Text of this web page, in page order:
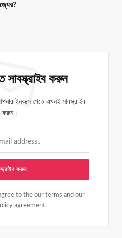
সাবস্ক্রাইব করুন
ইনবক্সে পেতে এখনই সাবস্ক্রাইব
করুন।
to the our terms and our
agreement.